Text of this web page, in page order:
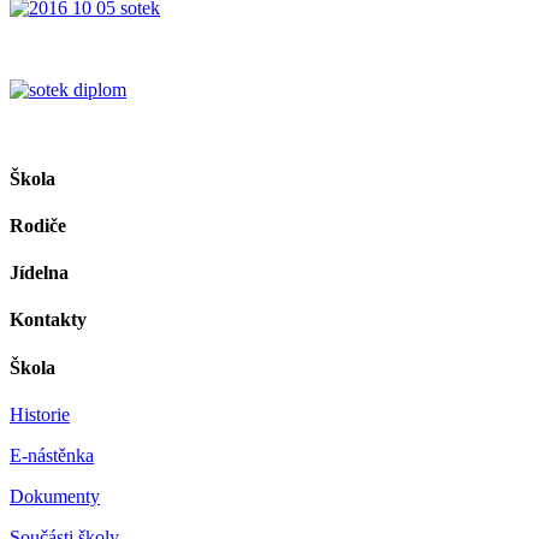
Škola
Rodiče
Jídelna
Kontakty
Škola
Historie
E-nástěnka
Dokumenty